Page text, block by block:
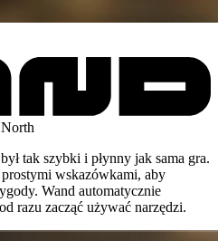
tak szybki i płynny jak sama gra.
wskazówkami, aby
Wand automatycznie
razu zacząć używać narzędzi.